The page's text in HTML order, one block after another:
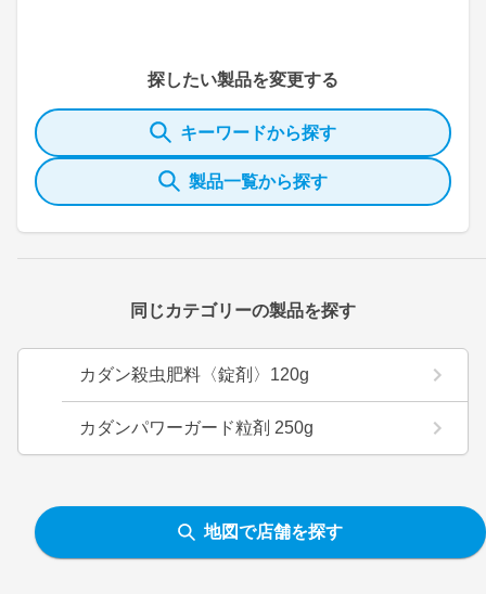
探したい製品を変更する
キーワードから探す
製品一覧から探す
同じカテゴリーの製品を探す
カダン殺虫肥料〈錠剤〉120g
カダンパワーガード粒剤 250g
地図で店舗を探す